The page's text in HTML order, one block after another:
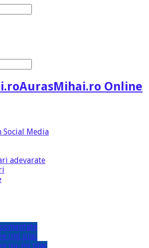
AurasMihai.ro Online
Social Media
adevarate
imi plac
nu-mi plac